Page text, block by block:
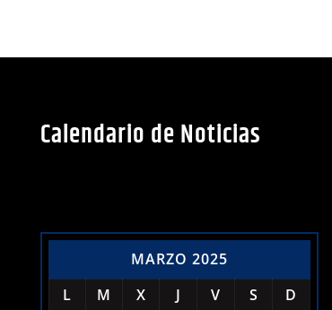
Calendario de Noticias
MARZO 2025
L
M X J V S D